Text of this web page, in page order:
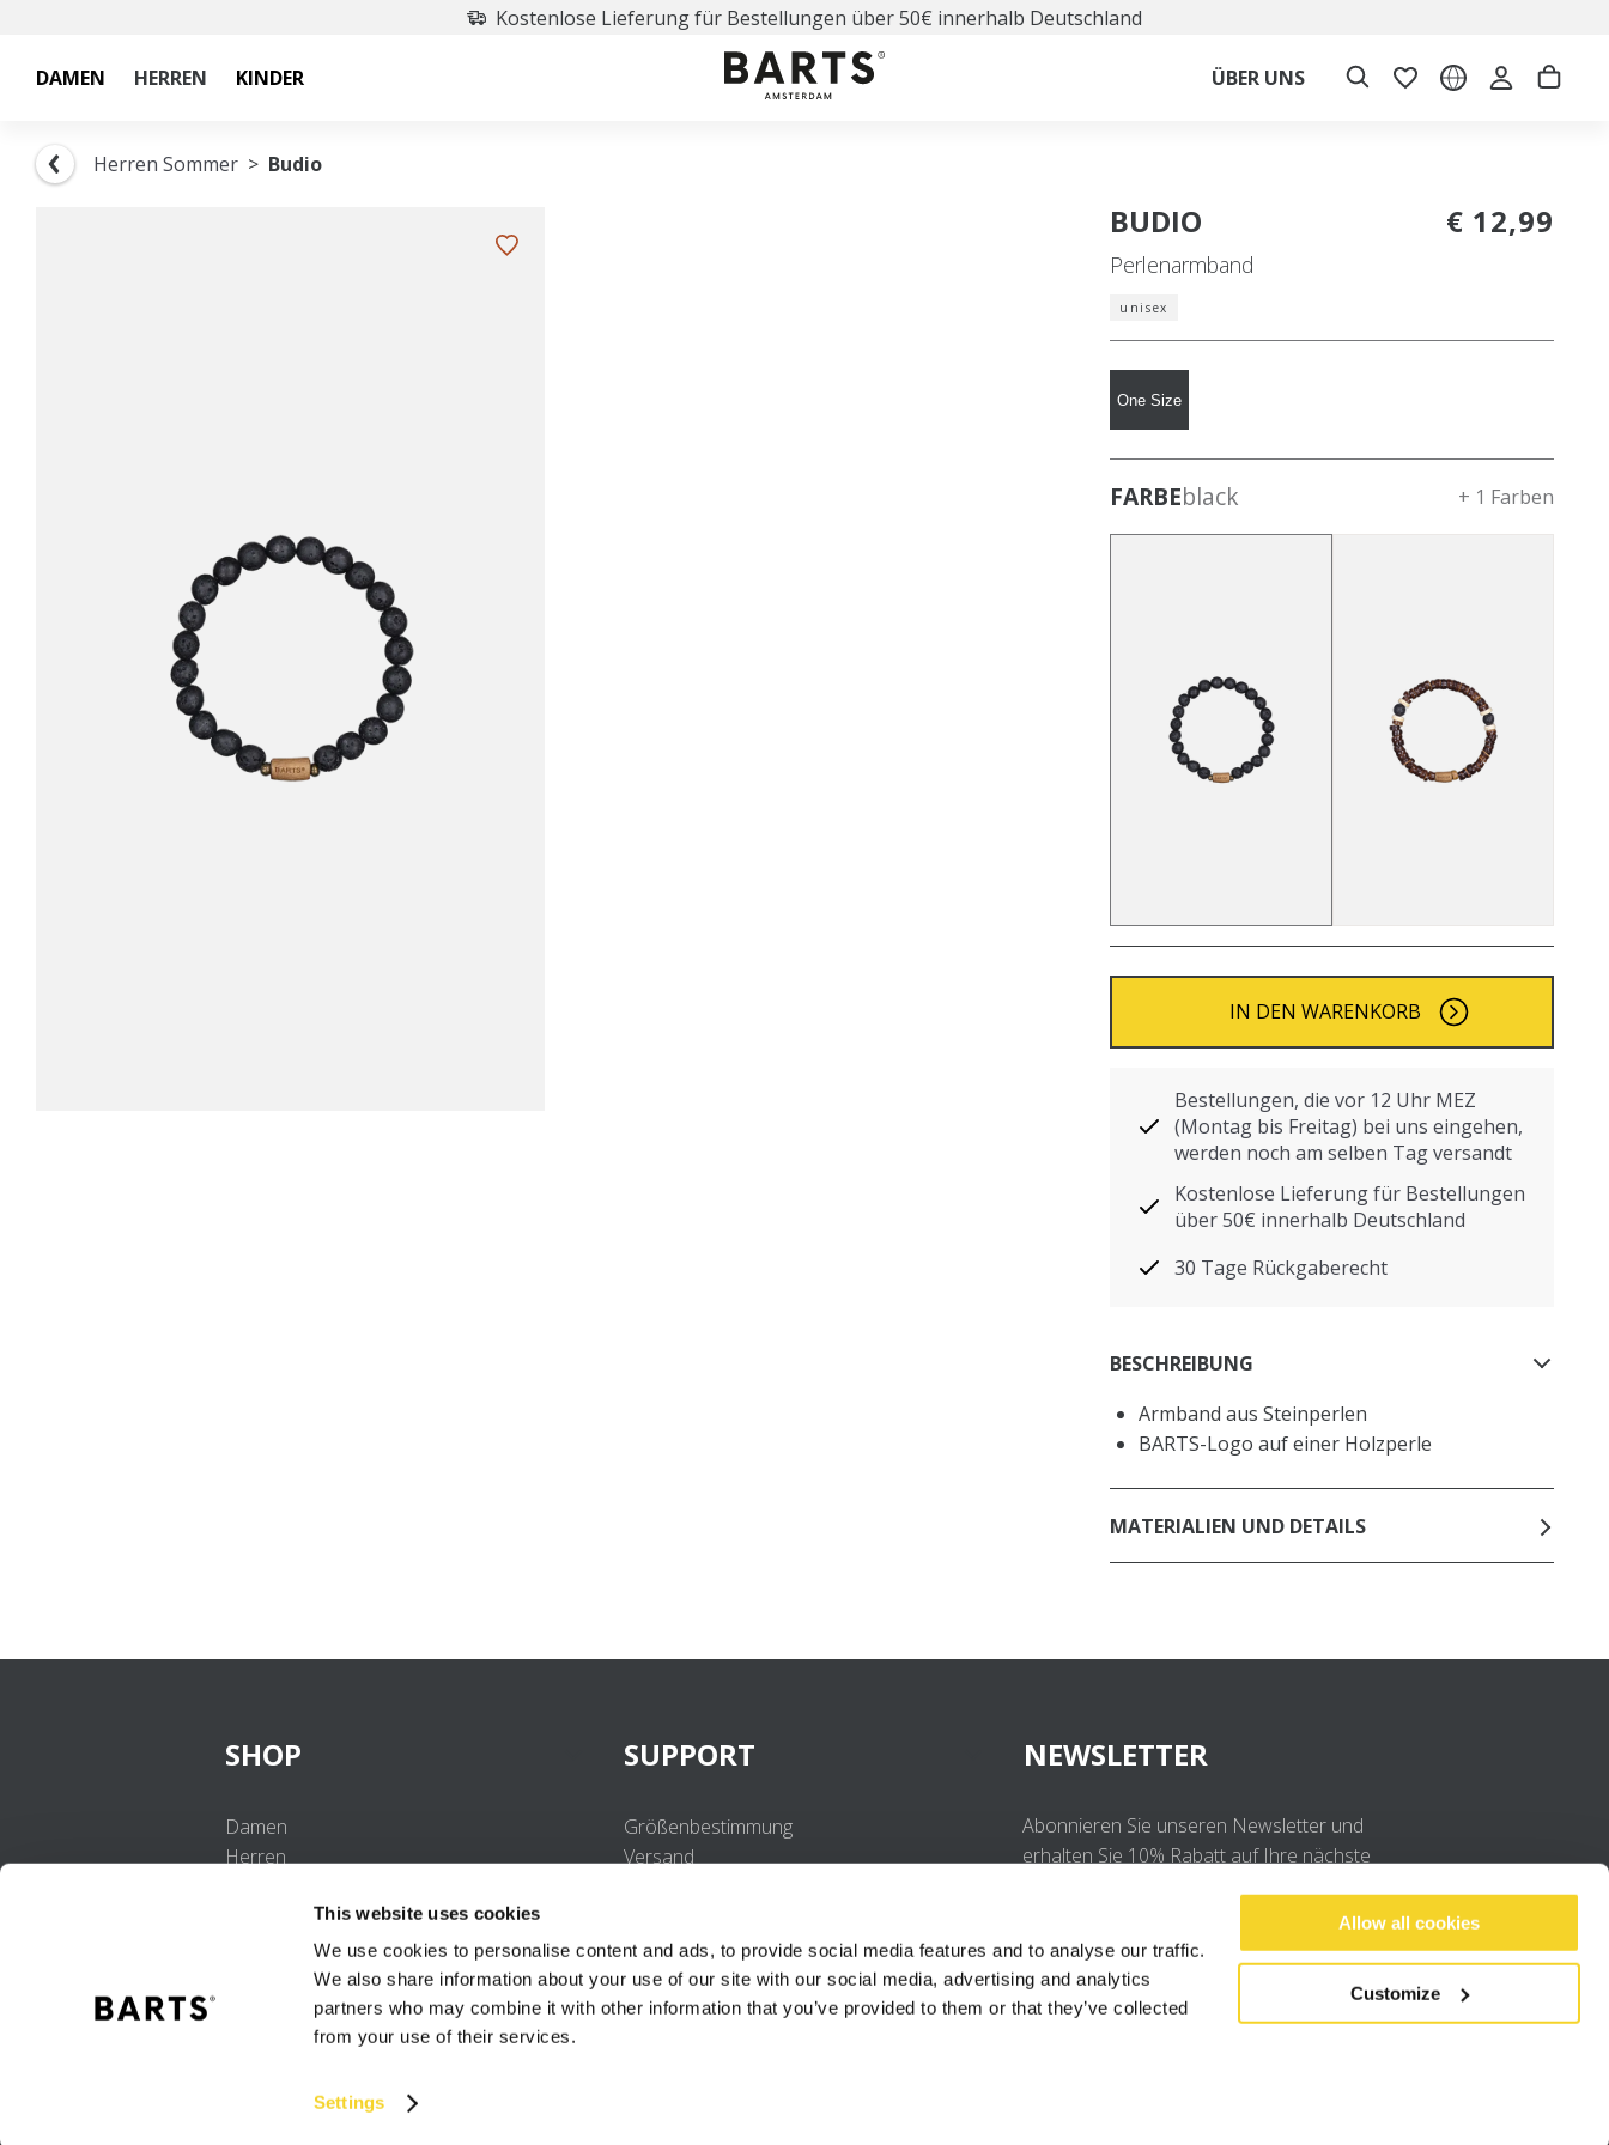
This website uses cookies
We use cookies to personalise content and ads, to provide social media features and to analyse our traffic.
We also share information about your use of our site with our social media, advertising and analytics
partners who may combine it with other information that you’ve provided to them or that they’ve collected
from your use of their services.
Settings
Allow all cookies
Customize
Kostenlose Lieferung für Bestellungen über 50€ innerhalb Deutschland
DAMEN HERREN KINDER ÜBER UNS
Herren Sommer Budio
BUDIO
Perlenarmband
€ 12,99
unisex
One Size
FARBEblack + 1 Farben
IN DEN WARENKORB
Bestellungen, die vor 12 Uhr MEZ
(Montag bis Freitag) bei uns eingehen,
werden noch am selben Tag versandt
Kostenlose Lieferung für Bestellungen
über 50€ innerhalb Deutschland
30 Tage Rückgaberecht
BESCHREIBUNG
Armband aus Steinperlen
BARTS-Logo auf einer Holzperle
MATERIALIEN UND DETAILS
SHOP
Damen
Herren
SUPPORT
Größenbestimmung
Versand
Kontakt
UV-Schutzstandard
B2B Portal Login
NEWSLETTER
Abonnieren Sie unseren Newsletter und
erhalten Sie 10% Rabatt auf Ihre nächste
OK
Ich stimme derDatenschutzerklärung.